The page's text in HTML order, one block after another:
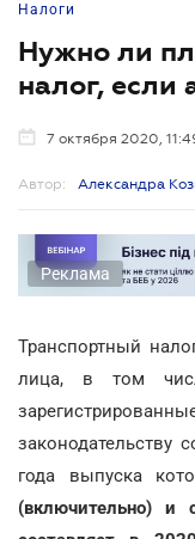
Налоги
Нужно ли
налог, если
7 октября 2020,
Автор: Александра
Реклама
Транспортный
лица, в том
законодательству
года выпуска
(включительно) и